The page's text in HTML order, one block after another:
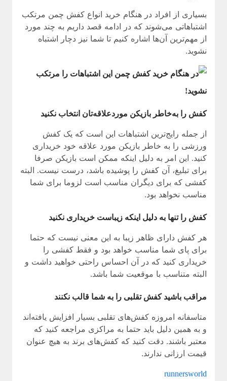
بسیاری از افراد در هنگام خرید انواع کفش چمن مرتکب
اشتباهاتی می‌شوند که در ادامه قصد داریم به چند مورد
از مهم‌ترین آن‌ها اشاره کنیم تا شما نیز دچار اشتباه
نشوید.
کفش را به‌خاطر بازیکن موردعلاقه‌تان انتخاب نکنید
از جمله رایج‌ترین اشتباهات این است که یک کفش
ورزشی را به خاطر بازیکن مورد علاقه خود خریداری
کنید. این امر به دلیل اینکه ممکن است بازیکن صرفا
برای تبلیغ، آن کفش را پوشیده باشد، درست نیست. البته
کفشی که برای دیگران مناسب است لزوما برای شما
مناسب نخواهد بود.
کفش را تنها به دلیل اینکه زیباست خریداری نکنید
هر کفش دارای ظاهر زیبا به این معنی نیست که حتما
برای پای شما مناسب خواهد بود و فقط کفشی را
خریداری کنید که در آن احساس راحتی خواهید داشت و
البته متناسب با موقعیت شما باشد.
مراقب باشید کفش تقلبی را به شما قالب نکنند
متاسفانه امروزه کفش‌های تقلبی بسیار افزایش یافته‌اند
و به همین دلیل باید حتما به مراکزی مراجعه کنید که
معتبر باشند. دقت کنید که کفش‌های برند به هیچ عنوان
قیمت ارزانی ندارند.
runnersworld